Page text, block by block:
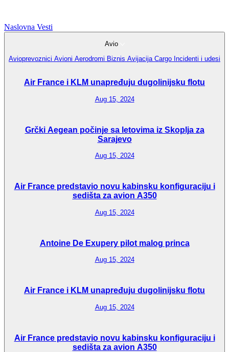
Naslovna Vesti
Avio
Avioprevoznici Avioni Aerodromi Biznis Avijacija Cargo Incidenti i udesi
Air France i KLM unapređuju dugolinijsku flotu
Aug 15, 2024
Grčki Aegean počinje sa letovima iz Skoplja za
Sarajevo
Aug 15, 2024
Air France predstavio novu kabinsku konfiguraciju i
sedišta za avion A350
Aug 15, 2024
Antoine De Exupery pilot malog princa
Aug 15, 2024
Air France i KLM unapređuju dugolinijsku flotu
Aug 15, 2024
Air France predstavio novu kabinsku konfiguraciju i
sedišta za avion A350